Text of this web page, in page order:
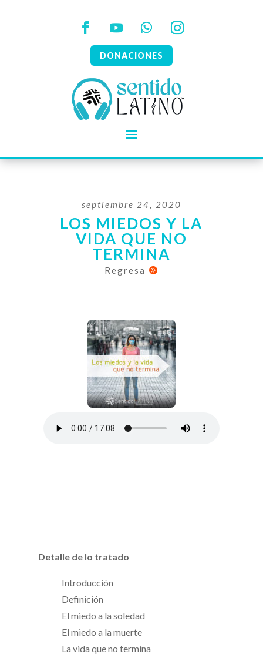
DONACIONES
septiembre 24, 2020
LOS MIEDOS Y LA
VIDA QUE NO
TERMINA
Regresa 
Detalle de lo tratado
Introducción
Definición
El miedo a la soledad
El miedo a la muerte
La vida que no termina